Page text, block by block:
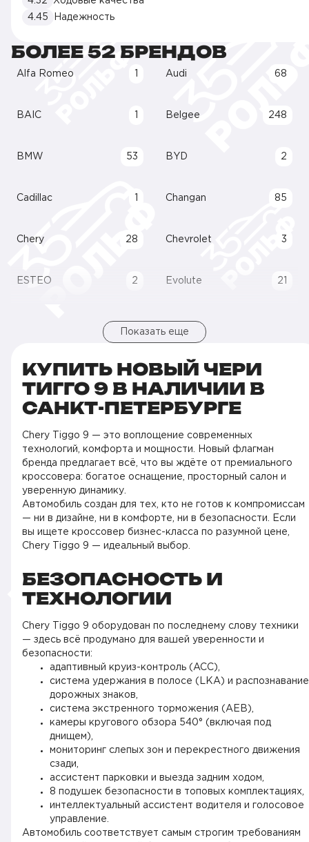
4.45
Надежность
БОЛЕЕ 52 БРЕНДОВ
Alfa Romeo Audi 68
BAIC Belgee 248
BMW 53 BYD 2
Cadillac Changan 85
Chery 28 Chevrolet 3
ESTEO 2 Evolute 21
Показать еще
КУПИТЬ НОВЫЙ ЧЕРИ
ТИГГО 9 В НАЛИЧИИ В
САНКТ-ПЕТЕРБУРГЕ
Chery Tiggo 9 — это воплощение современных
технологий, комфорта и мощности. Новый флагман
бренда предлагает всё, что вы ждёте от премиального
кроссовера: богатое оснащение, просторный салон и
уверенную динамику.
Автомобиль создан для тех, кто не готов к компромиссам
— ни в дизайне, ни в комфорте, ни в безопасности. Если
вы ищете кроссовер бизнес-класса по разумной цене,
Chery Tiggo 9 — идеальный выбор.
БЕЗОПАСНОСТЬ И
ТЕХНОЛОГИИ
Chery Tiggo 9 оборудован по последнему слову техники
— здесь всё продумано для вашей уверенности и
безопасности:
адаптивный круиз-контроль (ACC),
система удержания в полосе (LKA) и распознавание
дорожных знаков,
система экстренного торможения (AEB),
камеры кругового обзора 540° (включая под
днищем),
мониторинг слепых зон и перекрестного движения
сзади,
ассистент парковки и выезда задним ходом,
8 подушек безопасности в топовых комплектациях,
интеллектуальный ассистент водителя и голосовое
управление.
Автомобиль соответствует самым строгим требованиям